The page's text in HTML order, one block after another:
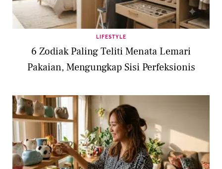
LIFESTYLE
6 Zodiak Paling Teliti Menata Lemari
Pakaian, Mengungkap Sisi Perfeksionis